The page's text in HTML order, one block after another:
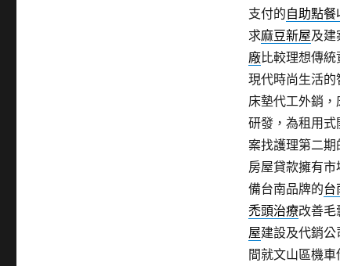
支付的自助點餐
求麻豆新屋及建
廠比較理想傳
現代時尚生活
床墊代工外銷
研發，為租用
案找護理第二期
房屋貸款擁有市
備台南品牌的台
禿頭治療改善毛
屋建設及代銷
間就文山區機車